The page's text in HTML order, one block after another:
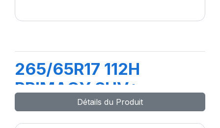
265/65R17 112H
PRIMACY SUV+
Détails du Produit